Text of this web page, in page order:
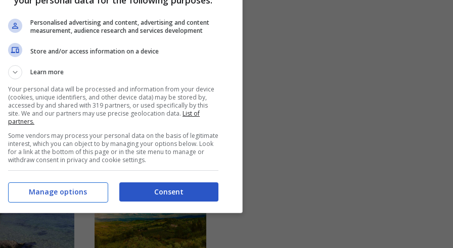
stellati a
i luoghi più
dove
nella
27 Giugno 2024
La spiaggia di
Romano, diverse
scelte per una
giornata di relax
26 Giugno 2024
Personalised advertising and content, advertising and content
measurement, audience research and services development
Store and/or access information on a device
Learn more
Your personal data will be processed and information from your device
(cookies, unique identifiers, and other device data) may be stored by,
accessed by and shared with 319 partners, or used specifically by this
site. We and our partners may use precise geolocation data. List of
partners.
Some vendors may process your personal data on the basis of legitimate
interest, which you can object to by managing your options below. Look
for a link at the bottom of this page or in the site menu to manage or
withdraw consent in privacy and cookie settings.
Consent
Manage options